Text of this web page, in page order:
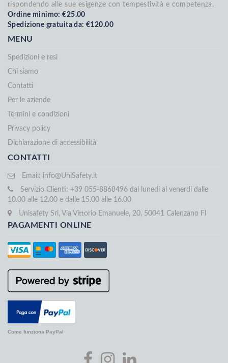
rispondendo alle sue esigenze con tempestività e competenza.
Ordine minimo: €25.00
Spedizione gratuita da: €120.00
MENU
Spedizioni e resi
Chi siamo
Contatti
Per le aziende
Termini e condizioni
Privacy policy
Dichiarazione di accessibilità
CONTATTI
Email: info@UniSafety.it
Servizio Clienti: +39 055-8868496 dal lunedi al venerdi dalle
10.00 alle 12.00 e dalle 15.00 alle 16.00
Unisafety Srl, Via Vittorio Emanuele, 20, 50041 Calenzano FI
PAGAMENTI ONLINE
Come funziona PayPal